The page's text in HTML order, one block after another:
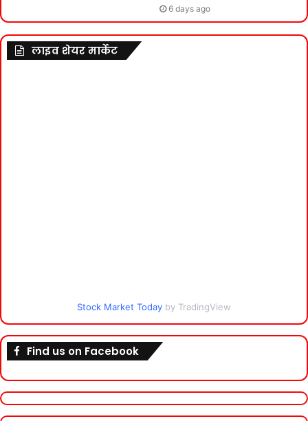
6 days ago
लाइव शेयर मार्केट
Stock Market Today by TradingView
Find us on Facebook